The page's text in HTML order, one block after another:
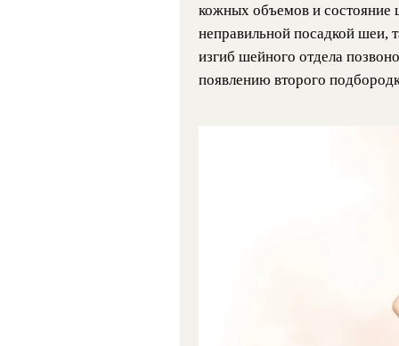
кожных объемов и состояние
неправильной посадкой шеи,
изгиб шейного отдела
появлению второго